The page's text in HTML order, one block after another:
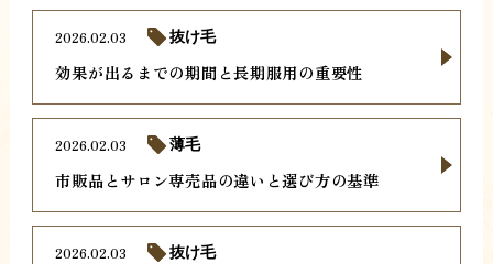
効果が出るまでの期間と長期服用の重要性
2026.02.03 抜け毛
市販品とサロン専売品の違いと選び方の基準
2026.02.03 薄毛
2026.02.03 抜け毛